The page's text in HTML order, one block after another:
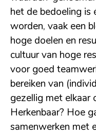
het de bedoeling is
worden, vaak een
hoge doelen en
cultuur van hoge
voor goed
bereiken van
gezellig met elkaar
Herkenbaar? Hoe
samenwerken met